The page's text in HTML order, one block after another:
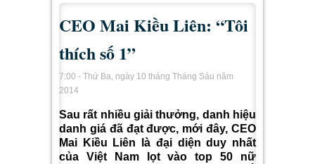
CEO Mai Kiều Liên: “Tôi
thích số 1”
7:00 - Thứ Ba, ngày 10 tháng Tháng Sáu năm
2014
Sau rất nhiều giải thưởng, danh hiệu
danh giá đã đạt được, mới đây, CEO
Mai Kiều Liên là đại diện duy nhất
của Việt Nam lọt vào top 50 nữ